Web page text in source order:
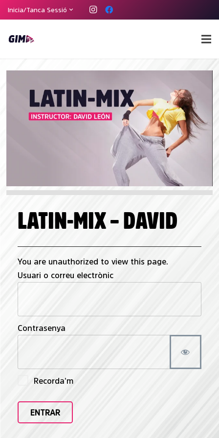
Inicia/Tanca Sessió
LATIN-MIX – DAVID
You are unauthorized to view this page.
Usuari o correu electrònic
Contrasenya
Recorda'm